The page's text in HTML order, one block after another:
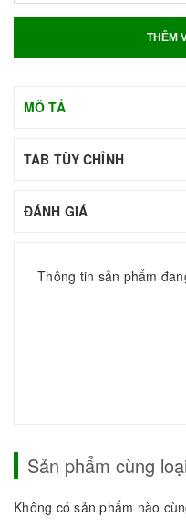
THÊM
MÔ TẢ
TAB TÙY CHỈNH
ĐÁNH GIÁ
Thông tin sản phẩm
Sản phẩm cùng
Không có sản phẩm nào